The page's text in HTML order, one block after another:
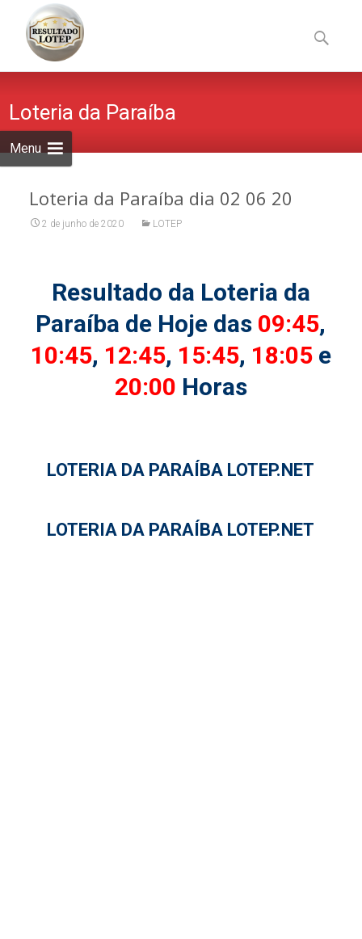
Menu
to
content
por:
Loteria da Paraíba
Loteria da Paraíba dia 02 06 20
2 de junho de 2020 LOTEP
Resultado da Loteria da
Paraíba de Hoje das 09:45,
10:45, 12:45, 15:45, 18:05 e
20:00 Horas
LOTERIA DA PARAÍBA LOTEP.NET
LOTERIA DA PARAÍBA LOTEP.NET